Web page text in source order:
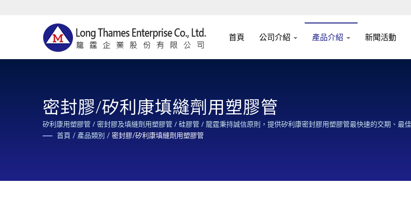
首頁 公司介紹 產品介紹 新聞活動
密封膠/矽利康填縫劑用塑膠管
矽利康用塑膠管 / 密封膠及填縫劑用塑膠管 / 硅膠管 / 龍霆秉持誠信原則，提供矽利康密封膠用塑膠管最快速的交期、最
首頁 / 產品類別 / 密封膠/矽利康填縫劑用塑膠管